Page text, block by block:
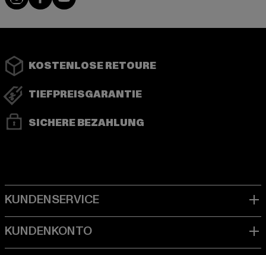
KOSTENLOSE RETOURE
TIEFPREISGARANTIE
SICHERE BEZAHLUNG